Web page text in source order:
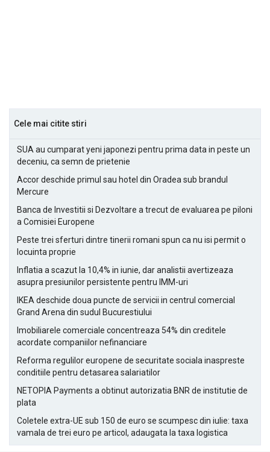
Cele mai citite stiri
SUA au cumparat yeni japonezi pentru prima data in peste un
deceniu, ca semn de prietenie
Accor deschide primul sau hotel din Oradea sub brandul
Mercure
Banca de Investitii si Dezvoltare a trecut de evaluarea pe piloni
a Comisiei Europene
Peste trei sferturi dintre tinerii romani spun ca nu isi permit o
locuinta proprie
Inflatia a scazut la 10,4% in iunie, dar analistii avertizeaza
asupra presiunilor persistente pentru IMM-uri
IKEA deschide doua puncte de servicii in centrul comercial
Grand Arena din sudul Bucurestiului
Imobiliarele comerciale concentreaza 54% din creditele
acordate companiilor nefinanciare
Reforma regulilor europene de securitate sociala inaspreste
conditiile pentru detasarea salariatilor
NETOPIA Payments a obtinut autorizatia BNR de institutie de
plata
Coletele extra-UE sub 150 de euro se scumpesc din iulie: taxa
vamala de trei euro pe articol, adaugata la taxa logistica